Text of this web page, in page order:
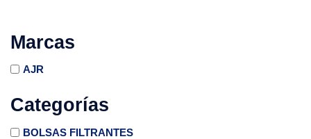
Marcas
AJR
Categorías
BOLSAS FILTRANTES